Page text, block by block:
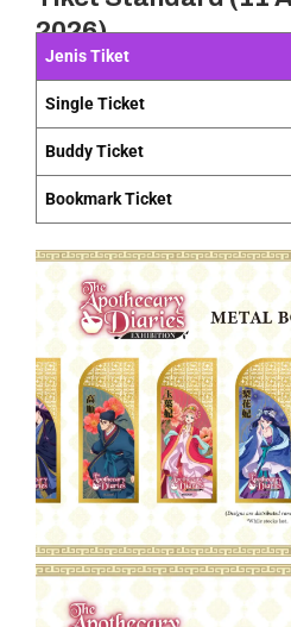
2026)
Jenis Tiket
Single Ticket
Buddy Ticket
Bookmark Ticket